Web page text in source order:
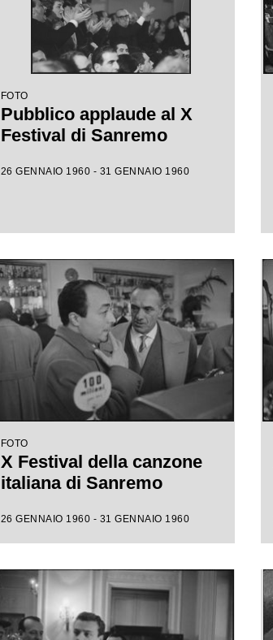
FOTO
Pubblico applaude al X
Festival di Sanremo
26 GENNAIO 1960 - 31 GENNAIO 1960
FOTO
X Festival della canzone
italiana di Sanremo
26 GENNAIO 1960 - 31 GENNAIO 1960